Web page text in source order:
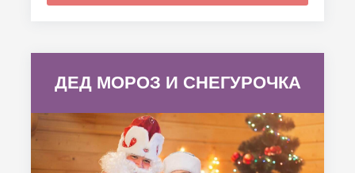
ДЕД МОРОЗ И СНЕГУРОЧКА